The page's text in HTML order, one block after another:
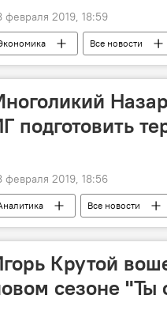
февраля 2019, 18:59
Все новости
подготовить
февраля 2019, 18:56
Все новости
Крутой
сезоне "Ты